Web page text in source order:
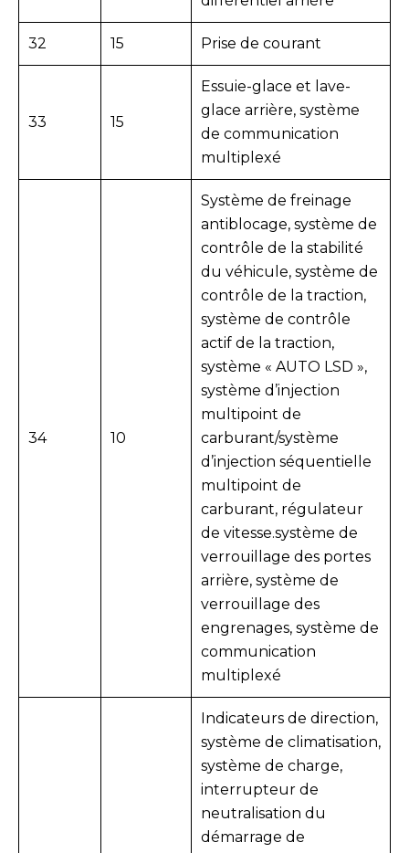
32 15 Prise de courant
33 15
Essuie-glace et lave-
glace arrière, système
de communication
multiplexé
34 10
Système de freinage
antiblocage, système de
contrôle de la stabilité
du véhicule, système de
contrôle de la traction,
système de contrôle
actif de la traction,
système « AUTO LSD »,
système d’injection
multipoint de
carburant/système
d’injection séquentielle
multipoint de
carburant, régulateur
de vitesse.système de
verrouillage des portes
arrière, système de
verrouillage des
engrenages, système de
communication
multiplexé
Indicateurs de direction,
système de climatisation,
système de charge,
interrupteur de
neutralisation du
démarrage de